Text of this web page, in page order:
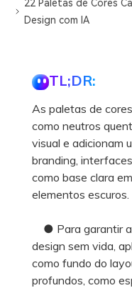
22 Paletas de Cores
Design com IA
TL;DR:
As paletas de
como neutros
visual e adicionam
branding,
como base clara
elementos escuros.
● Para garantir
design sem vida,
como fundo do
profundos, como